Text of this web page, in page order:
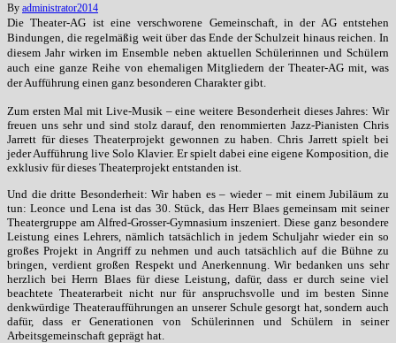
By administrator2014
Die Theater-AG ist eine verschworene Gemeinschaft, in der AG entstehen
Bindungen, die regelmäßig weit über das Ende der Schulzeit hinaus reichen. In
diesem Jahr wirken im Ensemble neben aktuellen Schülerinnen und Schülern
auch eine ganze Reihe von ehemaligen Mitgliedern der Theater-AG mit, was
der Aufführung einen ganz besonderen Charakter gibt.
Zum ersten Mal mit Live-Musik – eine weitere Besonderheit dieses Jahres: Wir
freuen uns sehr und sind stolz darauf, den renommierten Jazz-Pianisten Chris
Jarrett für dieses Theaterprojekt gewonnen zu haben. Chris Jarrett spielt bei
jeder Aufführung live Solo Klavier. Er spielt dabei eine eigene Komposition, die
exklusiv für dieses Theaterprojekt entstanden ist.
Und die dritte Besonderheit: Wir haben es – wieder – mit einem Jubiläum zu
tun: Leonce und Lena ist das 30. Stück, das Herr Blaes gemeinsam mit seiner
Theatergruppe am Alfred-Grosser-Gymnasium inszeniert. Diese ganz besondere
Leistung eines Lehrers, nämlich tatsächlich in jedem Schuljahr wieder ein so
großes Projekt in Angriff zu nehmen und auch tatsächlich auf die Bühne zu
bringen, verdient großen Respekt und Anerkennung. Wir bedanken uns sehr
herzlich bei Herrn Blaes für diese Leistung, dafür, dass er durch seine viel
beachtete Theaterarbeit nicht nur für anspruchsvolle und im besten Sinne
denkwürdige Theateraufführungen an unserer Schule gesorgt hat, sondern auch
dafür, dass er Generationen von Schülerinnen und Schülern in seiner
Arbeitsgemeinschaft geprägt hat.